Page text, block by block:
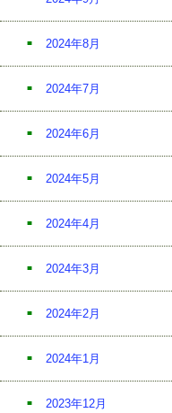
2024年8月
2024年7月
2024年6月
2024年5月
2024年4月
2024年3月
2024年2月
2024年1月
2023年12月